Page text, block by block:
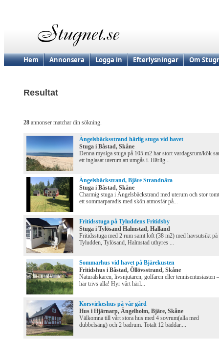
Hem Annonsera Logga in Efterlysningar Om
Resultat
28 annonser matchar din sökning.
Ängelsbäcksstrand härlig stuga vid havet
Stuga i Båstad, Skåne
Denna mysiga stuga på 105 m2 har stort vardagsrum/kök
ett inglasat uterum att umgås i. Härlig...
Ängelsbäckstrand, Bjäre Strandnära
Stuga i Båstad, Skåne
Charmig stuga i Ängelsbäckstrand med uterum och stor
ett sommarparadis med skön atmosfär på...
Fritidsstuga på Tyluddens Fritidsby
Stuga i Tylösand Halmstad, Halland
Fritidsstuga med 2 rum samt loft (38 m2) med havsutsikt på
Tyludden, Tylösand, Halmstad uthyres ...
Sommarhus vid havet på Bjärekusten
Fritidshus i Båstad, Öllövsstrand, Skåne
Naturälskaren, livsnjutaren, golfaren eller tennisentusiasten –
här trivs alla! Hyr vårt härl...
Korsvirkeshus på vår gård
Hus i Hjärnarp, Ängelholm, Bjäre, Skåne
Välkomna till vårt stora hus med 4 sovrum(alla med
dubbelsäng) och 2 badrum. Totalt 12 bäddar....